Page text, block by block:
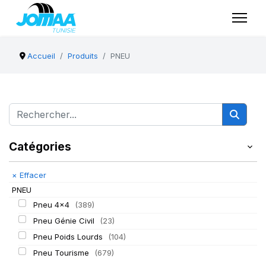
Accueil Produits PNEU
Catégories
× Effacer
PNEU
Pneu 4x4
(389)
Pneu Génie Civil
(23)
Pneu Poids Lourds
(104)
Pneu Tourisme
(679)